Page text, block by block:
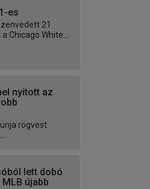
es
21
Chicago White...
nyitott az
rögvest
lett dobó
újabb